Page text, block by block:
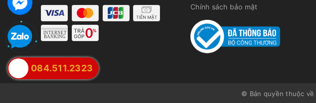
Chính sách bảo mật
© Bản quyền thuộc về
084.511.2323